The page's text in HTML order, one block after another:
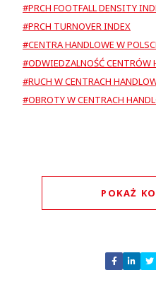
#PRCH FOOTFALL DENSITY
#PRCH TURNOVER INDEX
#CENTRA HANDLOWE W
#ODWIEDZALNOŚĆ CENTRÓW
#RUCH W CENTRACH
#OBROTY W CENTRACH
POKAŻ
Nie
Zostaw